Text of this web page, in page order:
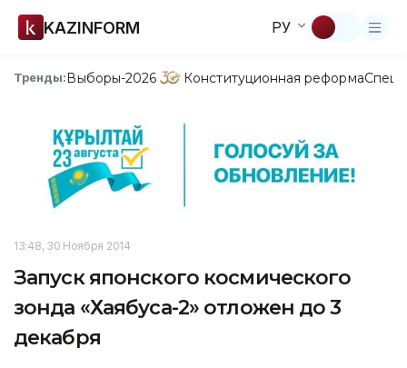
KAZINFORM РУ
Тренды:Выборы-2026 Конституционная реформа
13:48, 30 Ноября 2014
Запуск японского космического
зонда «Хаябуса-2» отложен до 3
декабря